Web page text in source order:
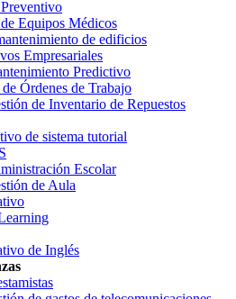
Equipos Médicos
de edificios
Empresariales
Predictivo
Órdenes de Trabajo
de Inventario de Repuestos
de sistema tutorial
Escolar
de Aula
de Inglés